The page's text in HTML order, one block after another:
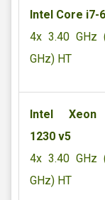
Intel Core i7-
4x 3.40 GHz
GHz) HT
Intel Xeon
1230 v5
4x 3.40 GHz
GHz) HT